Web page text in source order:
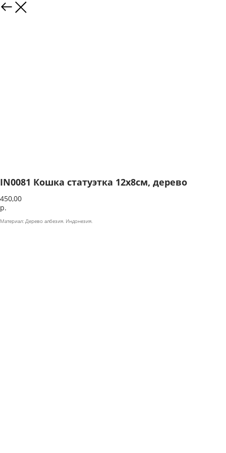
IN0081 Кошка статуэтка 12х8см, дерево
450,00
р.
Материал: Дерево албезия. Индонезия.